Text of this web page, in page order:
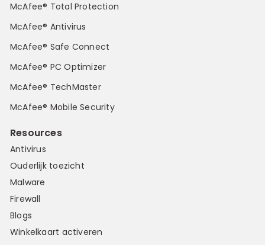
McAfee® Total Protection
McAfee® Antivirus
McAfee® Safe Connect
McAfee® PC Optimizer
McAfee® TechMaster
McAfee® Mobile Security
Resources
Antivirus
Ouderlijk toezicht
Malware
Firewall
Blogs
Winkelkaart activeren